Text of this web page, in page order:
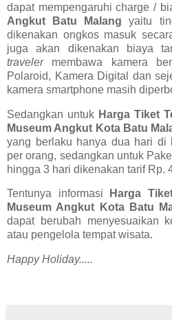
dapat mempengaruhi charge /
Angkut Batu Malangyaitu
dikenakan ongkos masuk
juga akan dikenakan biaya
travelermembawa kamera
Polaroid, Kamera Digital dan
kamera smartphone masih
Sedangkan untuk Harga Tiket
Museum Angkut Kota Batu
yang berlaku hanya dua hari di
per orang, sedangkan untuk
hingga 3 hari dikenakan tarif Rp.
Tentunya informasi
Harga
Museum Angkut Kota Batu
dapat berubah menyesuaikan
atau pengelola tempat wisata.
Happy Holiday.....